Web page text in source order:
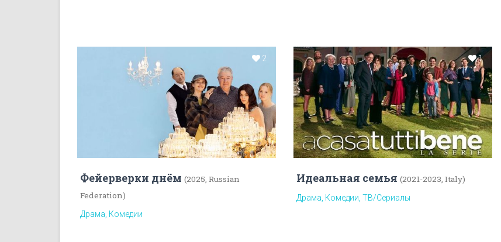
2
Фейерверки днём (2025, Russian
Federation)
Драма, Комедии
1
Идеальная семья (2021-2023, Italy)
Драма, Комедии, ТВ/Сериалы